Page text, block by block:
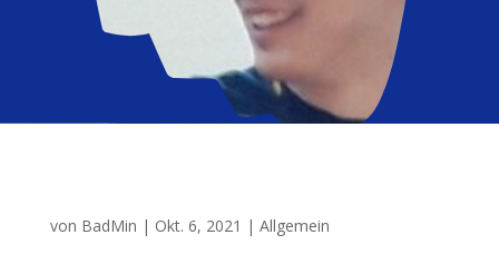
von BadMin | Okt. 6, 2021 | Allgemein